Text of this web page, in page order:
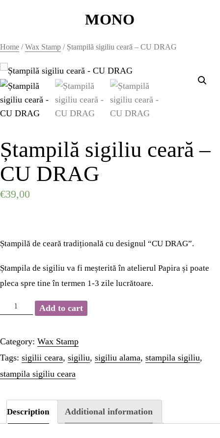
MONO
MONO
WAX SEALS
HOME
HOME
STATIONERY
PAGES
Home /Wax Stamp / Ștampilă sigiliu ceară – CU DRAG
Ștampilă sigiliu ceară –
CU DRAG
€39,00
Ștampilă de ceară tradițională cu designul “CU DRAG”.
Ștampila de sigiliu va fi meșterită în atelierul Papira și poate
pleca spre tine în termen 1-3 zile lucrătoare.
Ștampilă
ceară
DRAG
Add to cart
Category: Wax Stamp
Tags: sigilii ceara, sigiliu, sigiliu alama, stampila sigiliu,
stampila sigiliu ceara
Description Additional information